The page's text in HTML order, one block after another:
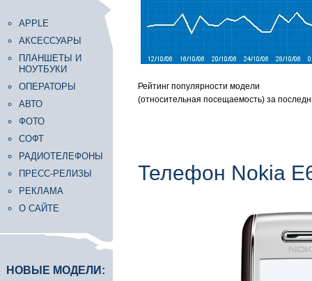
APPLE
АКСЕССУАРЫ
ПЛАНШЕТЫ И
НОУТБУКИ
ОПЕРАТОРЫ
АВТО
ФОТО
СОФТ
РАДИОТЕЛЕФОНЫ
ПРЕСС-РЕЛИЗЫ
РЕКЛАМА
О САЙТЕ
НОВЫЕ МОДЕЛИ:
Рейтинг популярности модели
(относительная посещаемость) за
Телефон Nokia